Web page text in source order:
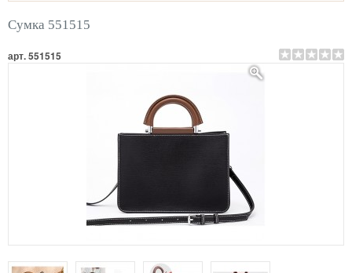
Сумка 551515
арт. 551515